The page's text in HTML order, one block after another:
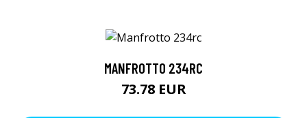
MANFROTTO 234RC
73.78 EUR